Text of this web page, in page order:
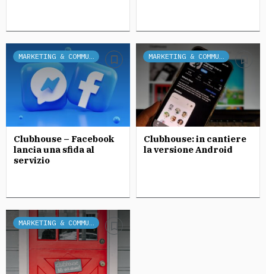
MARKETING & COMMUNICATION
Clubhouse – Facebook
lancia una sfida al
servizio
MARKETING & COMMUNICATION
Clubhouse: in cantiere
la versione Android
MARKETING & COMMUNICATION